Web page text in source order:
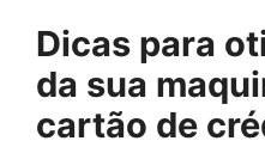
Dicas para
da sua
cartão de